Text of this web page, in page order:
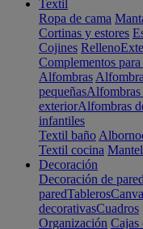
Textil
Ropa de cama
Cortinas y estores
Cojines Relleno
Complementos para
Alfombras
pequeñasAlfombras
exteriorAlfombras
infantiles
Textil baño
Textil cocina
Decoración
Decoración de pared
paredTableros
decorativasCuadros
Organización Cajas